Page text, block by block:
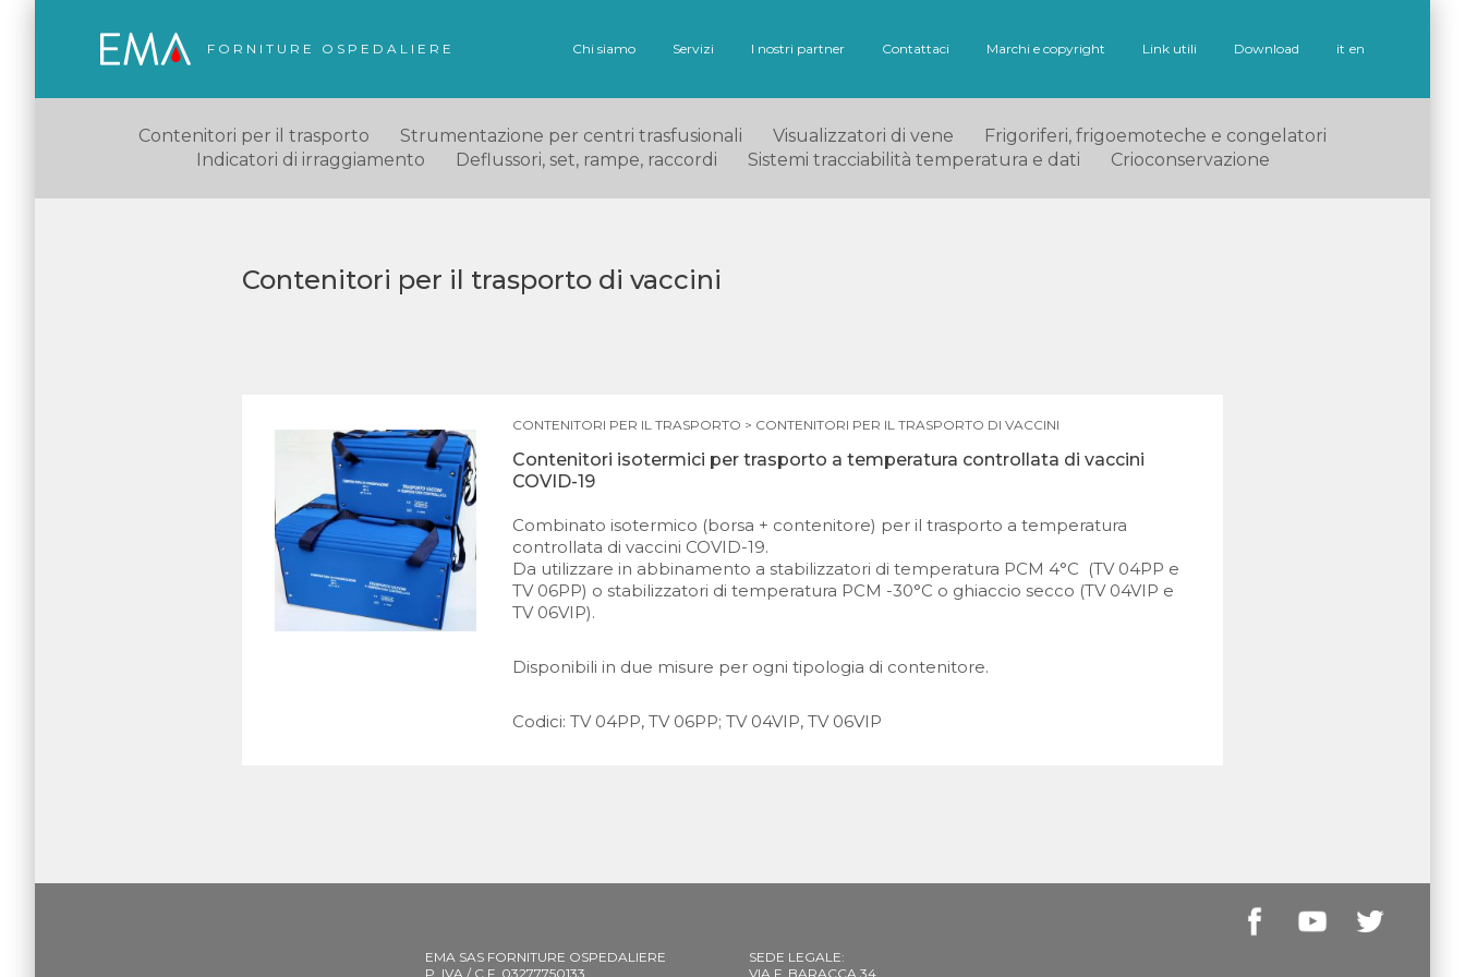
FORNITURE OSPEDALIERE Chi siamo Servizi I nostri partner Contattaci Marchi e copyright Link utili Download it en
Contenitori per il trasporto Strumentazione per centri trasfusionali Visualizzatori di vene
Frigoriferi, frigoemoteche e congelatori
Indicatori di irraggiamento
Deflussori, set, rampe, raccordi Sistemi tracciabilità temperatura e dati Crioconservazione
Contenitori per il trasporto di vaccini
CONTENITORI PER IL TRASPORTO > CONTENITORI PER IL TRASPORTO DI VACCINI
Contenitori isotermici per trasporto a temperatura controllata di vaccini
COVID-19
Combinato isotermico (borsa + contenitore) per il trasporto a temperatura
controllata di vaccini COVID-19.
Da utilizzare in abbinamento a stabilizzatori di temperatura PCM 4°C (TV 04PP e
TV 06PP) o stabilizzatori di temperatura PCM -30°C o ghiaccio secco (TV 04VIP e
TV 06VIP).
Disponibili in due misure per ogni tipologia di contenitore.
Codici: TV 04PP, TV 06PP; TV 04VIP, TV 06VIP
EMA SAS FORNITURE OSPEDALIERE
P. IVA / C.F. 03277750133
SEDE LEGALE:
VIA F. BARACCA 34